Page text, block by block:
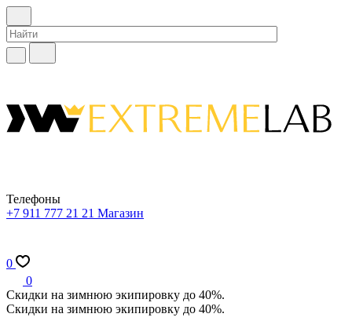
Телефоны
+7 911 777 21 21 Магазин
0
0
Скидки на зимнюю экипировку до 40%.
Скидки на зимнюю экипировку до 40%.